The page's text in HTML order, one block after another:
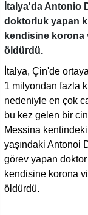
İtalya'da Antonio
doktorluk yapan
kendisine korona
öldürdü.
İtalya, Çin'de
1 milyondan fazla
nedeniyle en çok
bu kez gelen bir
Messina
yaşındaki Antonoi
görev yapan doktor
kendisine korona
öldürdü.